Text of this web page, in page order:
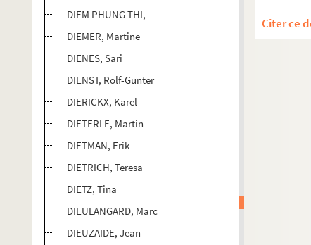
DIEM PHUNG THI,
DIEMER, Martine
DIENES, Sari
DIENST, Rolf-Gunter
DIERICKX, Karel
DIETERLE, Martin
DIETMAN, Erik
DIETRICH, Teresa
DIETZ, Tina
DIEULANGARD, Marc
DIEUZAIDE, Jean
Citer ce